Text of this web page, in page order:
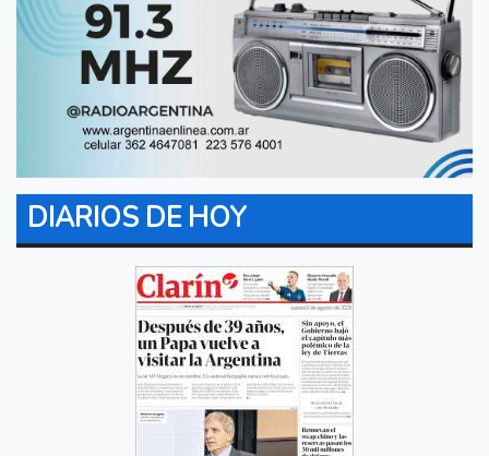
DIARIOS DE HOY